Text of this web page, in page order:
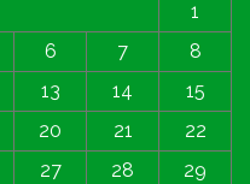
1
6 7
8
13 14
15
20 21
22
27 28
29